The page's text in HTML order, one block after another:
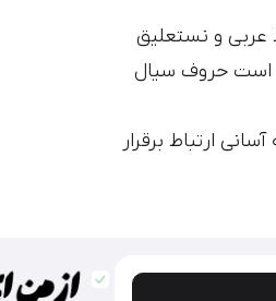
و نستعلیق
است حروف سیال
ارتباط برقرار